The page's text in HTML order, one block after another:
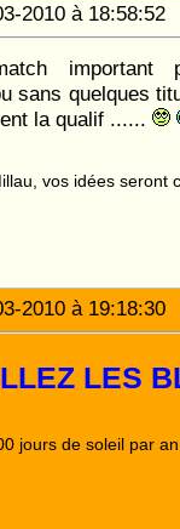
2010 à
important
sans quelques
la qualif ......
vos idées seront
2010 à
LES
jours de soleil par an